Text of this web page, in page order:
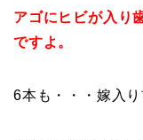
アゴにヒビが入り
ですよ。
6本も・・・嫁入り